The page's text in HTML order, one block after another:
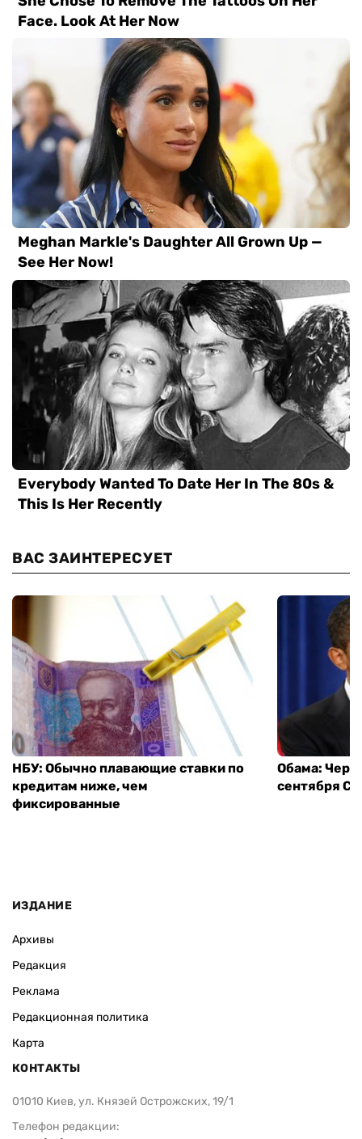
ВАС ЗАИНТЕРЕСУЕТ
НБУ: Обычно плавающие ставки по
кредитам ниже, чем
фиксированные
Обама:
сентября
ИЗДАНИЕ
Архивы
Редакция
Реклама
Редакционная политика
Карта
КОНТАКТЫ
01010 Киев, ул. Князей Острожских, 19/1
Телефон редакции: